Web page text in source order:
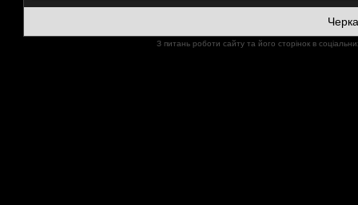
З питань роботи сайту та його сторінок в